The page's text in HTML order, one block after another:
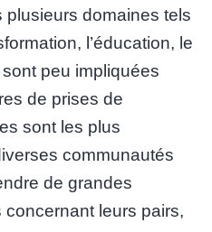
domaines tels
l’éducation, le
peu impliquées
de prises de
sont les plus
communautés
de grandes
leurs pairs,